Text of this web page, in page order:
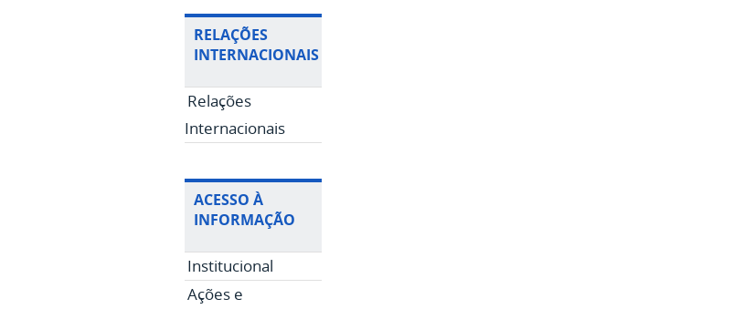
RELAÇÕES
INTERNACIONAIS
Relações
Internacionais
ACESSO À
INFORMAÇÃO
Institucional
Ações e